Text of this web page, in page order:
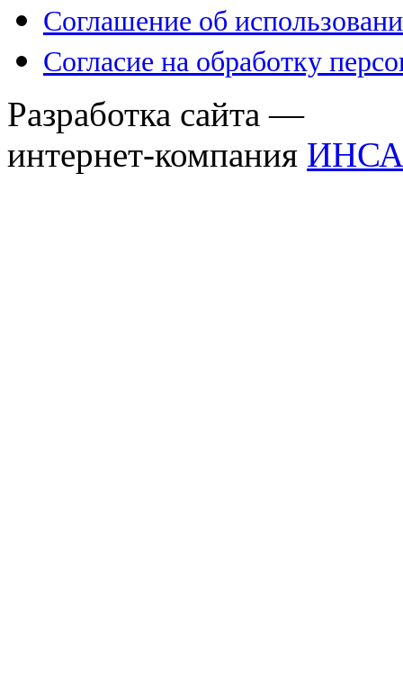
Соглашение об
Согласие на обработку
Разработка сайта —
интернет-компания